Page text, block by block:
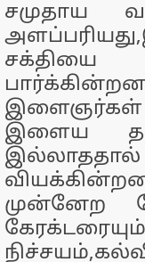
சமுதாய
சக்தியை
இளைஞர்கள்
இளைய
முன்னேற